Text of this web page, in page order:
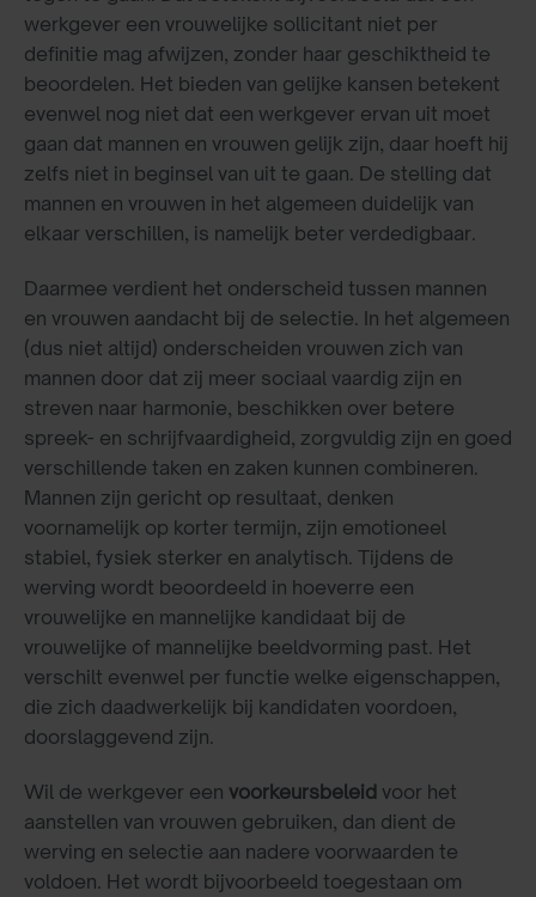
werkgever een vrouwelijke sollicitant niet per
definitie mag afwijzen, zonder haar geschiktheid te
beoordelen. Het bieden van gelijke kansen betekent
evenwel nog niet dat een werkgever ervan uit moet
gaan dat mannen en vrouwen gelijk zijn, daar hoeft hij
zelfs niet in beginsel van uit te gaan. De stelling dat
mannen en vrouwen in het algemeen duidelijk van
elkaar verschillen, is namelijk beter verdedigbaar.
Daarmee verdient het onderscheid tussen mannen
en vrouwen aandacht bij de selectie. In het algemeen
(dus niet altijd) onderscheiden vrouwen zich van
mannen door dat zij meer sociaal vaardig zijn en
streven naar harmonie, beschikken over betere
spreek- en schrijfvaardigheid, zorgvuldig zijn en goed
verschillende taken en zaken kunnen combineren.
Mannen zijn gericht op resultaat, denken
voornamelijk op korter termijn, zijn emotioneel
stabiel, fysiek sterker en analytisch. Tijdens de
werving wordt beoordeeld in hoeverre een
vrouwelijke en mannelijke kandidaat bij de
vrouwelijke of mannelijke beeldvorming past. Het
verschilt evenwel per functie welke eigenschappen,
die zich daadwerkelijk bij kandidaten voordoen,
doorslaggevend zijn.
Wil de werkgever een voorkeursbeleid voor het
aanstellen van vrouwen gebruiken, dan dient de
werving en selectie aan nadere voorwaarden te
voldoen. Het wordt bijvoorbeeld toegestaan om